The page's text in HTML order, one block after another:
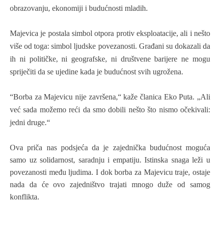
obrazovanju, ekonomiji i budućnosti mladih.
Majevica je postala simbol otpora protiv eksploatacije, ali i nešto
više od toga: simbol ljudske povezanosti. Građani su dokazali da
ih ni političke, ni geografske, ni društvene barijere ne mogu
spriječiti da se ujedine kada je budućnost svih ugrožena.
“Borba za Majevicu nije završena,“kaže članica Eko Puta. „Ali
već sada možemo reći da smo dobili nešto što nismo očekivali:
jedni druge.“
Ova priča nas podsjeća da je zajednička budućnost moguća
samo uz solidarnost, saradnju i empatiju.Istinska snaga leži u
povezanosti među ljudima. I dok borba za Majevicu traje, ostaje
nada da će ovo zajedništvo trajati mnogo duže od samog
konflikta.